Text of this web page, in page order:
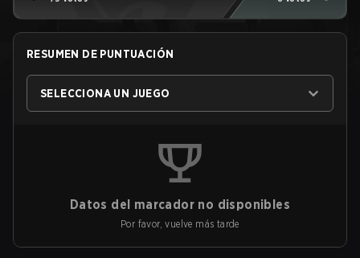
RESUMEN DE PUNTUACIÓN
SELECCIONA UN JUEGO
Datos del marcador no disponibles
Por favor, vuelve más tarde